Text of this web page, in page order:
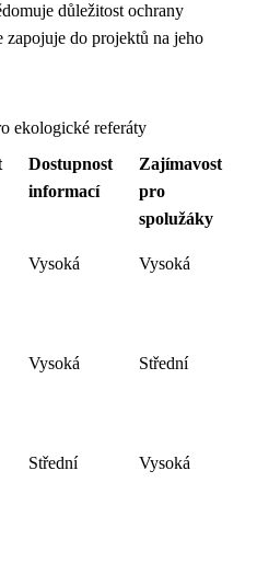
důležitost ochrany
zapojuje do projektů na jeho
ekologické referáty
Dostupnost
informací
Zajímavost
pro
spolužáky
Vysoká Vysoká
Vysoká Střední
Střední Vysoká